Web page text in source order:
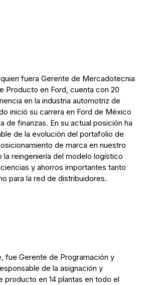
fuera Gerente de Mercadotecnia
Producto en Ford, cuenta con 20
en la industria automotriz de
inició su carrera en Ford de México
de finanzas. En su actual posición ha
de la evolución del portafolio de
de marca en nuestro
la reingeniería del modelo logístico
y ahorros importantes tanto
para la red de distribuidores.
fue Gerente de Programación y
de la asignación y
producto en 14 plantas en todo el